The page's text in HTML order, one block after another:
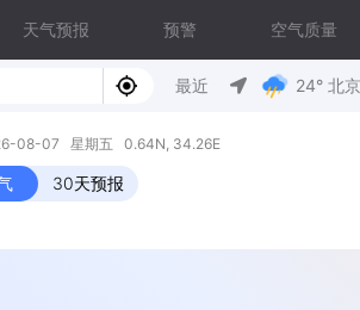
天气预报 预警 空气质量
最近 24° 北
08-07 星期五 0.64N, 34.26E
30天预报